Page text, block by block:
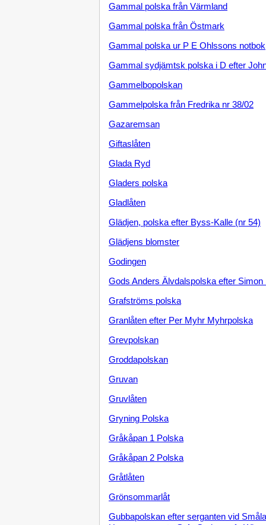
Gammal polska från Värmland
Gammal polska från Östmark
Gammal polska ur P E Ohlssons notbok
Gammal sydjämtsk polska i D efter
Gammelbopolskan
Gammelpolska från Fredrika nr 38/02
Gazaremsan
Giftaslåten
Glada Ryd
Gladers polska
Gladlåten
Glädjen, polska efter Byss-Kalle (nr 54)
Glädjens blomster
Godingen
Gods Anders Älvdalspolska efter Simon
Grafströms polska
Granlåten efter Per Myhr Myhrpolska
Grevpolskan
Groddapolskan
Gruvan
Gruvlåten
Gryning Polska
Gråkåpan 1 Polska
Gråkåpan 2 Polska
Gråtlåten
Grönsommarlåt
Gubbapolskan efter serganten vid